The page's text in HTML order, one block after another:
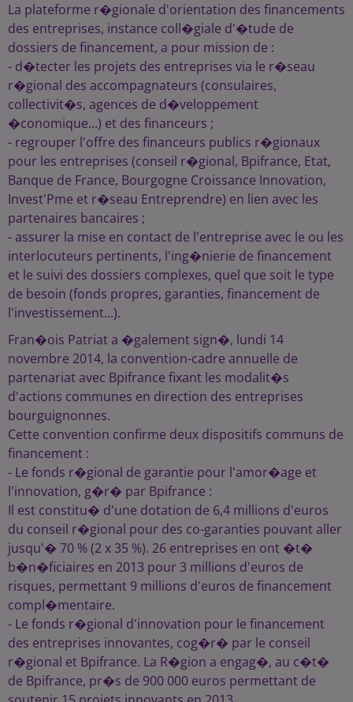
La plateforme r�gionale d'orientation des financements
des entreprises, instance coll�giale d'�tude de
dossiers de financement, a pour mission de :
- d�tecter les projets des entreprises via le r�seau
r�gional des accompagnateurs (consulaires,
collectivit�s, agences de d�veloppement
�conomique...) et des financeurs ;
- regrouper l'offre des financeurs publics r�gionaux
pour les entreprises (conseil r�gional, Bpifrance, Etat,
Banque de France, Bourgogne Croissance Innovation,
Invest'Pme et r�seau Entreprendre) en lien avec les
partenaires bancaires ;
- assurer la mise en contact de l'entreprise avec le ou les
interlocuteurs pertinents, l'ing�nierie de financement
et le suivi des dossiers complexes, quel que soit le type
de besoin (fonds propres, garanties, financement de
l'investissement...).
Fran�ois Patriat a �galement sign�, lundi 14
novembre 2014, la convention-cadre annuelle de
partenariat avec Bpifrance fixant les modalit�s
d'actions communes en direction des entreprises
bourguignonnes.
Cette convention confirme deux dispositifs communs de
financement :
- Le fonds r�gional de garantie pour l'amor�age et
l'innovation, g�r� par Bpifrance :
Il est constitu� d'une dotation de 6,4 millions d'euros
du conseil r�gional pour des co-garanties pouvant aller
jusqu'� 70 % (2 x 35 %). 26 entreprises en ont �t�
b�n�ficiaires en 2013 pour 3 millions d'euros de
risques, permettant 9 millions d'euros de financement
compl�mentaire.
- Le fonds r�gional d'innovation pour le financement
des entreprises innovantes, cog�r� par le conseil
r�gional et Bpifrance. La R�gion a engag�, au c�t�
de Bpifrance, pr�s de 900 000 euros permettant de